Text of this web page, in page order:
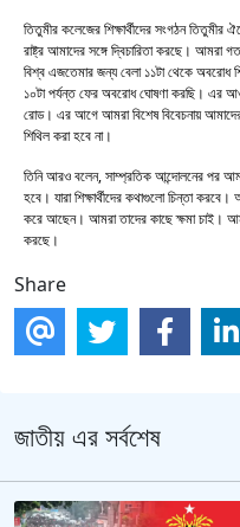
তিতুমীর কলেজের শিক্ষার্থীদের সংগঠন তিতুমীর
রাষ্ট্র আমাদের সঙ্গে দ্বিচারিতা করছে।
বিশ্ব এজতেমার জন্য বেলা ১১টা থেকে অবরোধ
১০টা পর্যন্ত ফের অবরোধ ঘোষণা করছি। এর
রোড। এর আগে আমরা বিশেষ বিবেচনায়
শিথিল করা হবে না।
তিনি আরও বলেন, সাম্প্রতিক আন্দোলনের পর
হবে। যারা শিক্ষার্থীদের কথাগুলো চিন্তা
করে আছেন। আমরা তাদের কাছে ক্ষমা চাই।
করছে।
Share
জাতীয় এর সর্বশেষ